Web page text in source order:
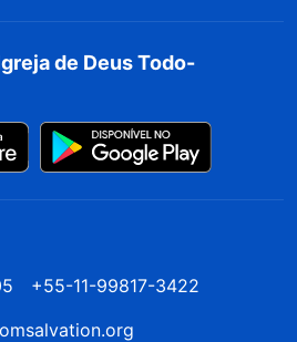
como imagem
essa obra entre os
dos últimos dias usará a
os homens do mundo todo
“Cristo realiza a obra do
de Deus Todo-
+55-11-99817-3422